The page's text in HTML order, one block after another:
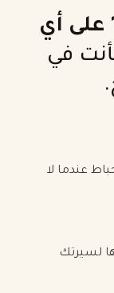
على أي
في
عندما لا
لسيرتك